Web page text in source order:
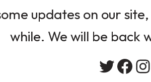
updates on our
while. We will be back
Twitter